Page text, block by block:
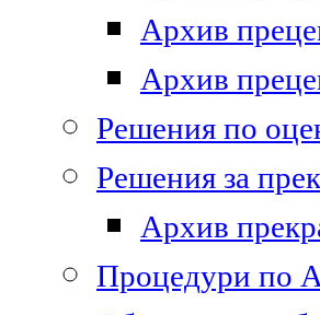
Архив
Архив
Решения по
Решения за
Архив
Процедури по